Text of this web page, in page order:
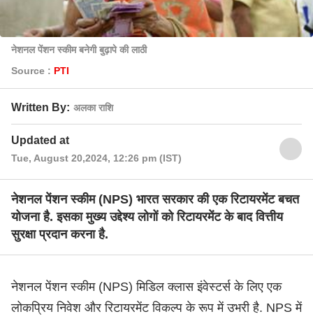
नेशनल पेंशन स्कीम बनेगी बुढ़ापे की लाठी
Source : PTI
Written By: अलका राशि
Updated at
Tue, August 20,2024, 12:26 pm (IST)
नेशनल पेंशन स्कीम (NPS) भारत सरकार की एक रिटायरमेंट बचत
योजना है. इसका मुख्य उद्देश्य लोगों को रिटायरमेंट के बाद वित्तीय
सुरक्षा प्रदान करना है.
नेशनल पेंशन स्कीम (NPS) मिडिल क्लास इंवेस्टर्स के लिए एक
लोकप्रिय निवेश और रिटायरमेंट विकल्प के रूप में उभरी है. NPS में